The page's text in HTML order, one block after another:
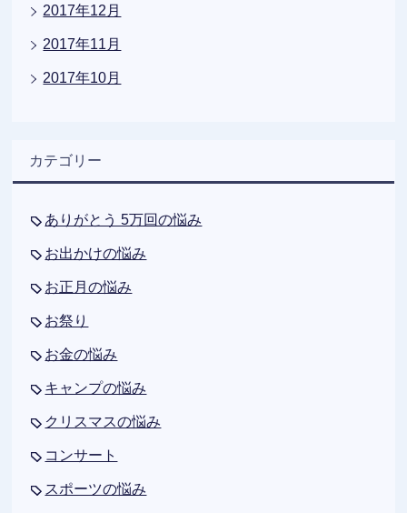
2017年12月
2017年11月
2017年10月
カテゴリー
ありがとう 5万回の悩み
お出かけの悩み
お正月の悩み
お祭り
お金の悩み
キャンプの悩み
クリスマスの悩み
コンサート
スポーツの悩み